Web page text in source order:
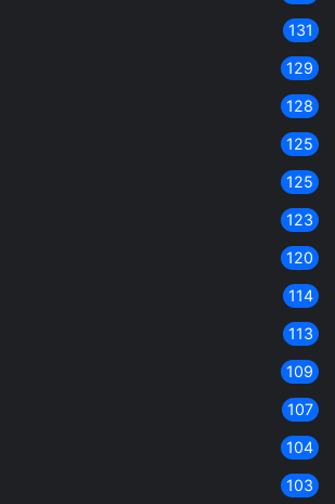
131
129
128
125
125
123
120
114
113
109
107
104
103